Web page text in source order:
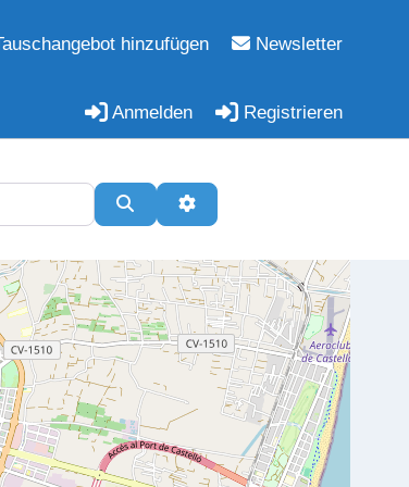
hinzufügen Newsletter
Anmelden Registrieren
SuchenErweiterte Filter